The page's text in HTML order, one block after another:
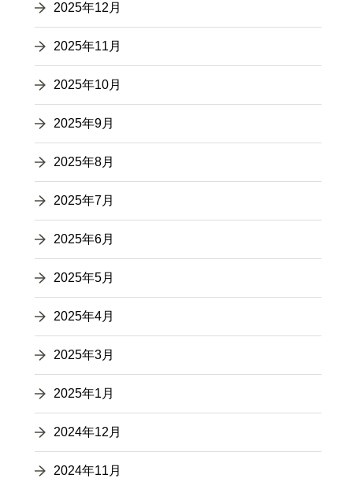
2025年12月
2025年11月
2025年10月
2025年9月
2025年8月
2025年7月
2025年6月
2025年5月
2025年4月
2025年3月
2025年1月
2024年12月
2024年11月